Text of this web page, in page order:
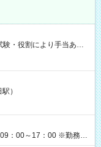
払い）オプションあ
ほどで給与の一部を受け
憩1時間） 時給1,300円
役割により時給＋100
休憩なし） 時給1,300
＋交通費 【試用期
）
：00～17：00 ※勤務時